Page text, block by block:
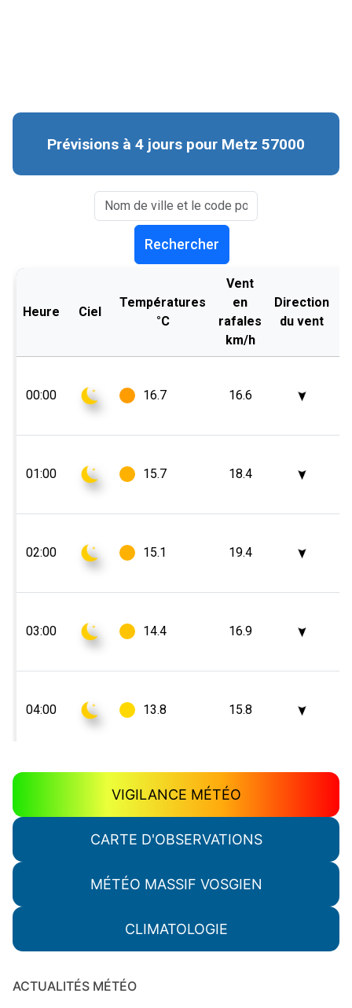
VIGILANCE MÉTÉO
CARTE D'OBSERVATIONS
MÉTÉO MASSIF VOSGIEN
CLIMATOLOGIE
ACTUALITÉS MÉTÉO